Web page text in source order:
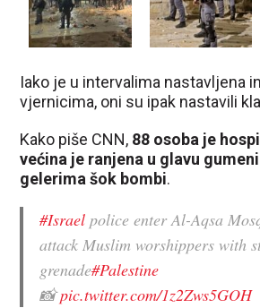
Iako je u intervalima nastavljena
vjernicima, oni su ipak nastavili
Kako piše CNN, 88 osoba je
većina je ranjena u glavu
gelerima šok bombi.
#Israel police enter Al-Aqsa
attack Muslim worshippers with
grenade#Palestine
📸pic.twitter.com/1z2Zws5GOH